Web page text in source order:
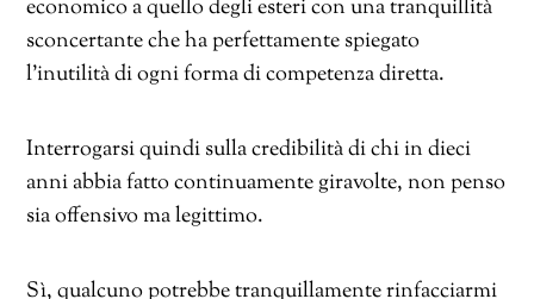
economico a quello degli esteri con una tranquillità
sconcertante che ha perfettamente spiegato
l’inutilità di ogni forma di competenza diretta.
Interrogarsi quindi sulla credibilità di chi in dieci
anni abbia fatto continuamente giravolte, non penso
sia offensivo ma legittimo.
Sì, qualcuno potrebbe tranquillamente rinfacciarmi